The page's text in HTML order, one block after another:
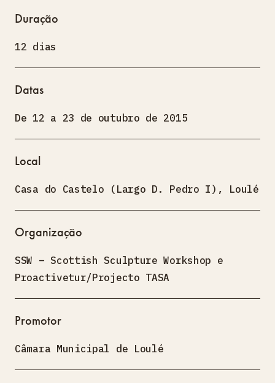
Duração
12 dias
Datas
De 12 a 23 de outubro de 2015
Local
Casa do Castelo (Largo D. Pedro I), Loulé
Organização
SSW – Scottish Sculpture Workshop e
Proactivetur/Projecto TASA
Promotor
Câmara Municipal de Loulé